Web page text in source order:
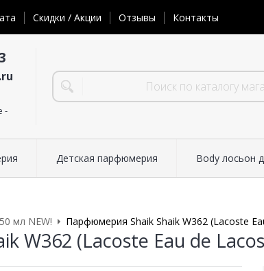
Скидки / Акции Отзывы Контакты
-
Детская парфюмерия Body лосьон
мл NEW! Парфюмерия Shaik Shaik W362 (Lacoste
W362 (Lacoste Eau de